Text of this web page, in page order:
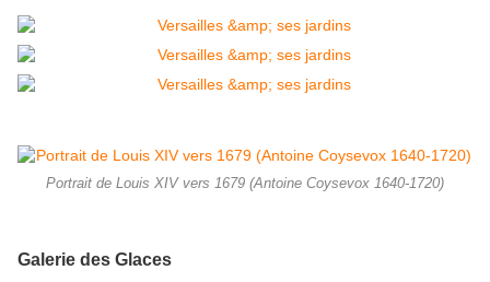
Portrait de Louis XIV vers 1679 (Antoine Coysevox 1640-1720)
Galerie des Glaces